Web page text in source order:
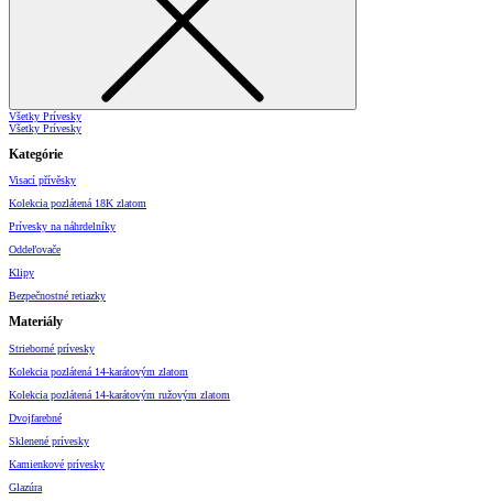
Všetky Prívesky
Všetky Prívesky
Kategórie
Visací přívěsky
Kolekcia pozlátená 18K zlatom
Prívesky na náhrdelníky
Oddeľovače
Klipy
Bezpečnostné retiazky
Materiály
Strieborné prívesky
Kolekcia pozlátená 14-karátovým zlatom
Kolekcia pozlátená 14-karátovým ružovým zlatom
Dvojfarebné
Sklenené prívesky
Kamienkové prívesky
Glazúra